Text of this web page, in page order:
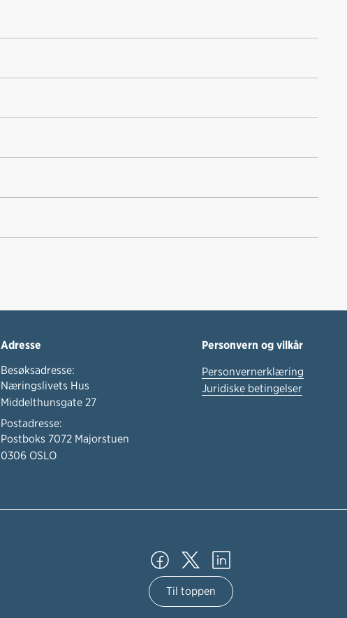
Adresse
Besøksadresse:
Næringslivets Hus
Middelthunsgate 27
Postadresse:
Postboks 7072 Majorstuen
0306 OSLO
Personvern og vilkår
Personvernerklæring
Juridiske betingelser
Til toppen